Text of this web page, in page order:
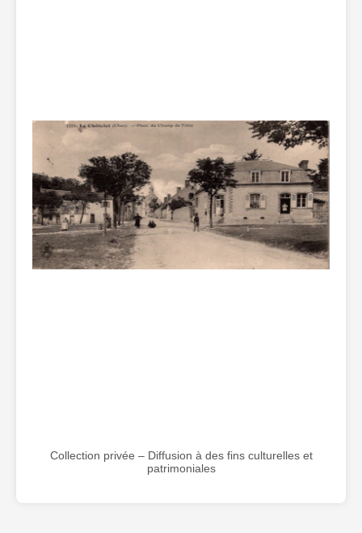
Collection privée – Diffusion à des fins culturelles et
patrimoniales